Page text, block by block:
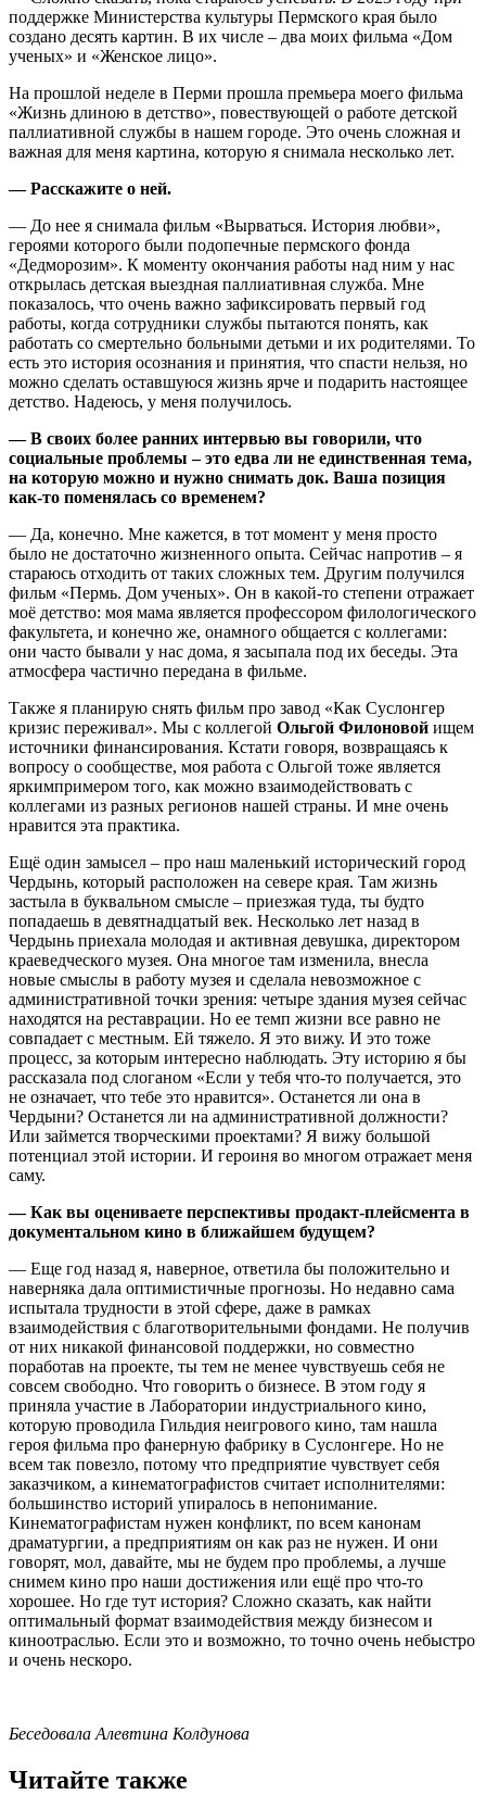
поддержке Министерства культуры Пермского края было
создано десять картин. В их числе – два моих фильма «Дом
ученых» и «Женское лицо».
На прошлой неделе в Перми прошла премьера моего фильма
«Жизнь длиною в детство», повествующей о работе детской
паллиативной службы в нашем городе. Это очень сложная и
важная для меня картина, которую я снимала несколько лет.
— Расскажите о ней.
— До нее я снимала фильм «Вырваться. История любви»,
героями которого были подопечные пермского фонда
«Дедморозим». К моменту окончания работы над ним у нас
открылась детская выездная паллиативная служба. Мне
показалось, что очень важно зафиксировать первый год
работы, когда сотрудники службы пытаются понять, как
работать со смертельно больными детьми и их родителями. То
есть это история осознания и принятия, что спасти нельзя, но
можно сделать оставшуюся жизнь ярче и подарить настоящее
детство. Надеюсь, у меня получилось.
— В своих более ранних интервью вы говорили, что
социальные проблемы – это едва ли не единственная тема,
на которую можно и нужно снимать док. Ваша позиция
как-то поменялась со временем?
— Да, конечно. Мне кажется, в тот момент у меня просто
было не достаточно жизненного опыта. Сейчас напротив – я
стараюсь отходить от таких сложных тем. Другим получился
фильм «Пермь. Дом ученых». Он в какой-то степени отражает
моё детство: моя мама является профессором филологического
факультета, и конечно же, онамного общается с коллегами:
они часто бывали у нас дома, я засыпала под их беседы. Эта
атмосфера частично передана в фильме.
Также я планирую снять фильм про завод «Как Суслонгер
кризис переживал». Мы с коллегой Ольгой Филоновой ищем
источники финансирования. Кстати говоря, возвращаясь к
вопросу о сообществе, моя работа с Ольгой тоже является
яркимпримером того, как можно взаимодействовать с
коллегами из разных регионов нашей страны. И мне очень
нравится эта практика.
Ещё один замысел – про наш маленький исторический город
Чердынь, который расположен на севере края. Там жизнь
застыла в буквальном смысле – приезжая туда, ты будто
попадаешь в девятнадцатый век. Несколько лет назад в
Чердынь приехала молодая и активная девушка, директором
краеведческого музея. Она многое там изменила, внесла
новые смыслы в работу музея и сделала невозможное с
административной точки зрения: четыре здания музея сейчас
находятся на реставрации. Но ее темп жизни все равно не
совпадает с местным. Ей тяжело. Я это вижу. И это тоже
процесс, за которым интересно наблюдать. Эту историю я бы
рассказала под слоганом «Если у тебя что-то получается, это
не означает, что тебе это нравится». Останется ли она в
Чердыни? Останется ли на административной должности?
Или займется творческими проектами? Я вижу большой
потенциал этой истории. И героиня во многом отражает меня
саму.
— Как вы оцениваете перспективы продакт-плейсмента в
документальном кино в ближайшем будущем?
— Еще год назад я, наверное, ответила бы положительно и
наверняка дала оптимистичные прогнозы. Но недавно сама
испытала трудности в этой сфере, даже в рамках
взаимодействия с благотворительными фондами. Не получив
от них никакой финансовой поддержки, но совместно
поработав на проекте, ты тем не менее чувствуешь себя не
совсем свободно. Что говорить о бизнесе. В этом году я
приняла участие в Лаборатории индустриального кино,
которую проводила Гильдия неигрового кино, там нашла
героя фильма про фанерную фабрику в Суслонгере. Но не
всем так повезло, потому что предприятие чувствует себя
заказчиком, а кинематографистов считает исполнителями:
большинство историй упиралось в непонимание.
Кинематографистам нужен конфликт, по всем канонам
драматургии, а предприятиям он как раз не нужен. И они
говорят, мол, давайте, мы не будем про проблемы, а лучше
снимем кино про наши достижения или ещё про что-то
хорошее. Но где тут история? Сложно сказать, как найти
оптимальный формат взаимодействия между бизнесом и
киноотраслью. Если это и возможно, то точно очень небыстро
и очень нескоро.
Беседовала Алевтина Колдунова
Читайте также